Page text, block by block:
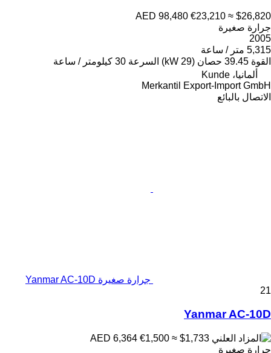
AED 98,480 €23,210 ≈ $26,820
جرارة صغيرة
2005
5,315 متر / ساعة
القوة 39.45 حصان (29 kW) السرعة 30 كيلومتر / ساعة
ألمانيا، Kunde
Merkantil Export-Import GmbH
الاتصال بالبائع
جرارة صغيرة Yanmar AC-10D
21
Yanmar AC-10D
€1,500 ≈ $1,733
جرارة صغيرة